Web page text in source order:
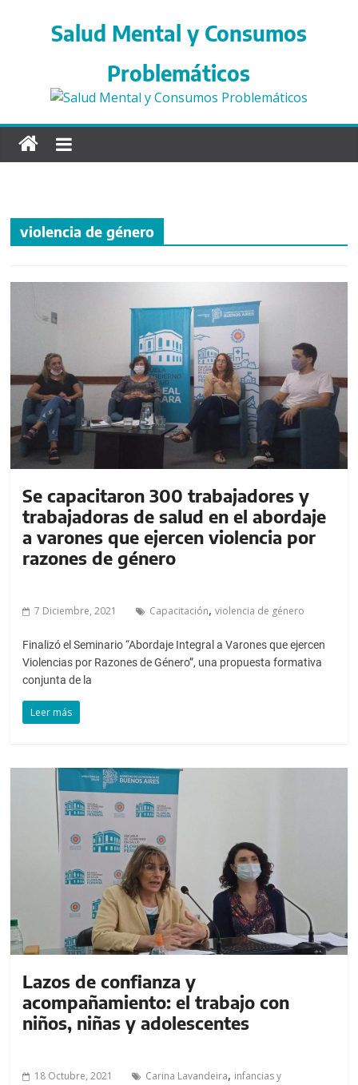
d
r
Salud Mental y Consumos
Problemáticos
violencia de género
Se capacitaron 300 trabajadores y
trabajadoras de salud en el abordaje
a varones que ejercen violencia por
razones de género
7 Diciembre, 2021 Capacitación,violencia de género
Finalizó el Seminario “Abordaje Integral a Varones que ejercen
Violencias por Razones de Género”, una propuesta formativa
conjunta de la
Leer más
Lazos de confianza y
acompañamiento: el trabajo con
niños, niñas y adolescentes
18 Octubre, 2021 Carina Lavandeira, infancias y